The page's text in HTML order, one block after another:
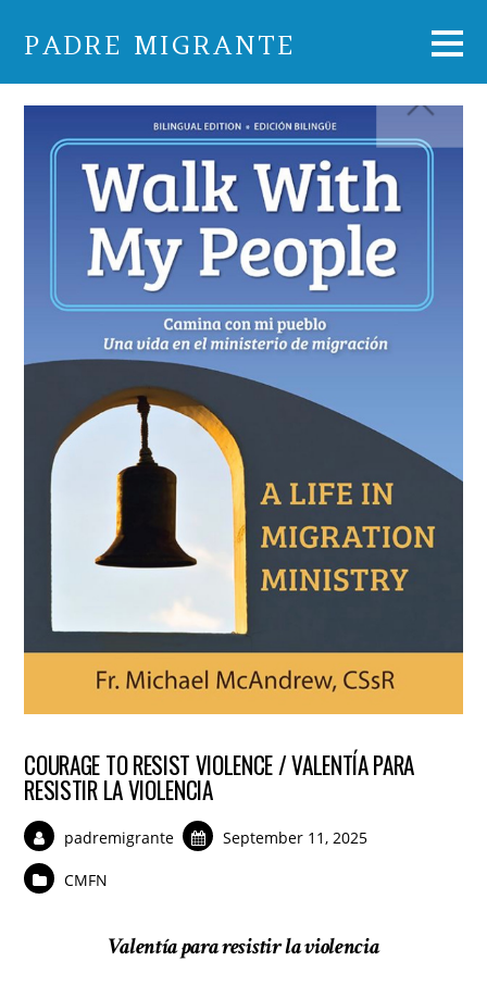
PADRE MIGRANTE
COURAGE TO RESIST VIOLENCE / VALENTÍA PARA
RESISTIR LA VIOLENCIA
padremigrante September 11, 2025
CMFN
Valentía para resistir la violencia